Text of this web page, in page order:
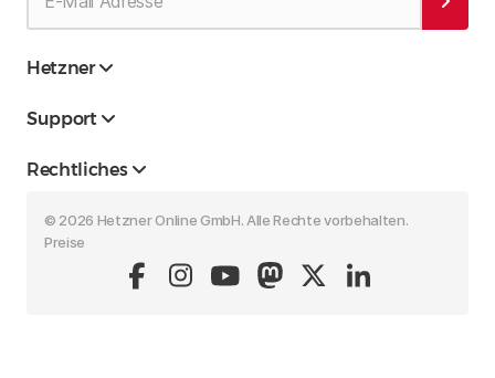
Hetzner
Support
Rechtliches
© 2026 Hetzner Online GmbH. Alle Rechte vorbehalten.
Preise